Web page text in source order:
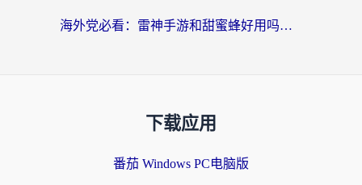
海外党必看：雷神手游和甜蜜蜂好用吗？3步选对回国加速器无缝刷国内资源
下载应用
番茄 Windows PC电脑版